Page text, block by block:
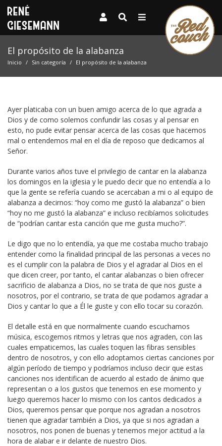
El propósito de la alabanza
Inicio Sin categoría El propósito de la alabanza
Ayer platicaba con un buen amigo acerca de lo que agrada a
Dios y de como solemos confundir las cosas y al pensar en
esto, no pude evitar pensar acerca de las cosas que hacemos
mal o entendemos mal en el día de reposo que dedicamos al
Señor.
Durante varios años tuve el privilegio de cantar en la alabanza
los domingos en la iglesia y le puedo decir que no entendía a lo
que la gente se refería cuando se acercaban a mi o al equipo de
alabanza a decirnos: “hoy como me gustó la alabanza” o bien
“hoy no me gustó la alabanza” e incluso recibíamos solicitudes
de “podrían cantar esta canción que me gusta mucho?”.
Le digo que no lo entendía, ya que me costaba mucho trabajo
entender como la finalidad principal de las personas a veces no
es el cumplir con la palabra de Dios y el agradar al Dios en el
que dicen creer, por tanto, el cantar alabanzas o bien ofrecer
sacrificio de alabanza a Dios, no se trata de que nos guste a
nosotros, por el contrario, se trata de que podamos agradar a
Dios y cantar lo que a Él le guste y con ello tocar su corazón.
El detalle está en que normalmente cuando escuchamos
música, escogemos ritmos y letras que nos agraden, con las
cuales empaticemos, las cuales toquen las fibras sensibles
dentro de nosotros, y con ello adoptamos ciertas canciones por
algún período de tiempo y podríamos incluso decir que estas
canciones nos identifican de acuerdo al estado de ánimo que
representan o a los gustos que tenemos en ese momento y
luego queremos hacer lo mismo con los cantos dedicados a
Dios, queremos pensar que porque nos agradan a nosotros
tienen que agradar también a Dios, ya que si nos agradan a
nosotros, nos ponen de buenas y tenemos mejor actitud a la
hora de alabar e ir delante de nuestro Dios.